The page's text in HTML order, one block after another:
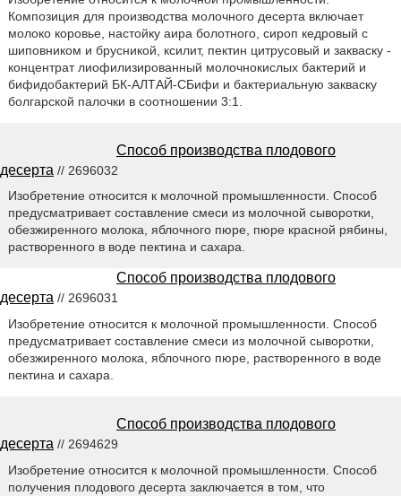
Композиция для производства молочного десерта включает
молоко коровье, настойку аира болотного, сироп кедровый с
шиповником и брусникой, ксилит, пектин цитрусовый и закваску -
концентрат лиофилизированный молочнокислых бактерий и
бифидобактерий БК-АЛТАЙ-СБифи и бактериальную закваску
болгарской палочки в соотношении 3:1.
Способ производства плодового
десерта // 2696032
Изобретение относится к молочной промышленности. Способ
предусматривает составление смеси из молочной сыворотки,
обезжиренного молока, яблочного пюре, пюре красной рябины,
растворенного в воде пектина и сахара.
Способ производства плодового
десерта // 2696031
Изобретение относится к молочной промышленности. Способ
предусматривает составление смеси из молочной сыворотки,
обезжиренного молока, яблочного пюре, растворенного в воде
пектина и сахара.
Способ производства плодового
десерта // 2694629
Изобретение относится к молочной промышленности. Способ
получения плодового десерта заключается в том, что